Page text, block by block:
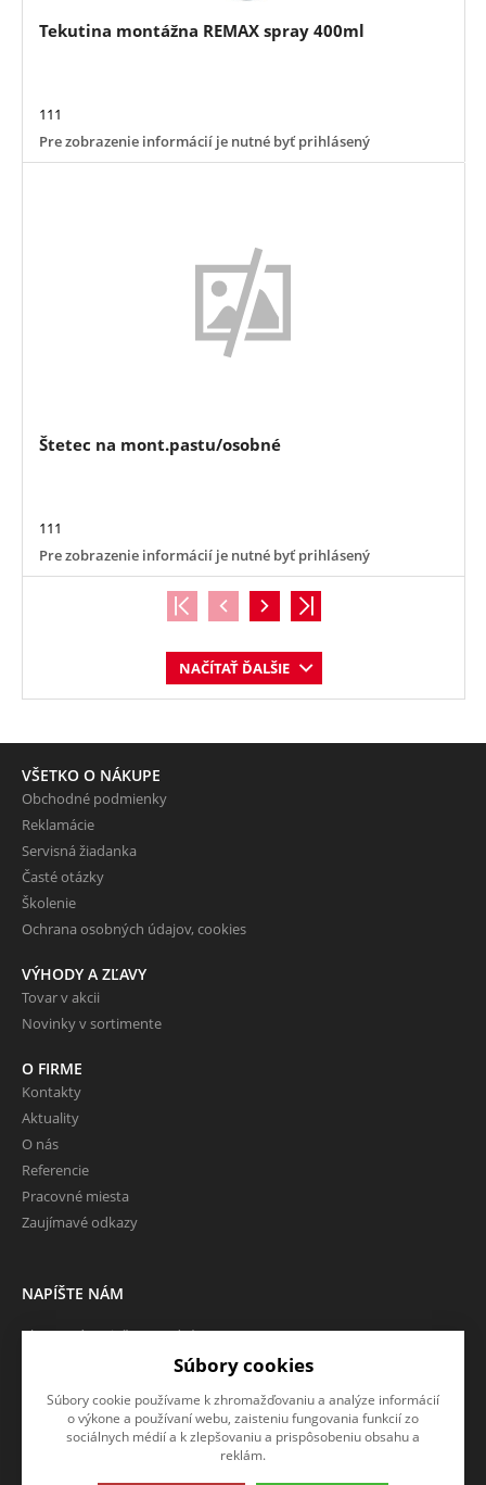
Tekutina montážna REMAX spray 400ml
111
Pre zobrazenie informácií je nutné byť prihlásený
Štetec na mont.pastu/osobné
111
Pre zobrazenie informácií je nutné byť prihlásený
NAČÍTAŤ ĎALŠIE
VŠETKO O NÁKUPE
Obchodné podmienky
Reklamácie
Servisná žiadanka
Časté otázky
Školenie
Ochrana osobných údajov, cookies
VÝHODY A ZĽAVY
Tovar v akcii
Novinky v sortimente
O FIRME
Kontakty
Aktuality
O nás
Referencie
Pracovné miesta
Zaujímavé odkazy
NAPÍŠTE NÁM
Chcete nám niečo povedať o
našich produktoch alebo e-
shope? Neváhajte napísať.
CHCEM NAPÍSAŤ SPRÁVU
Súbory cookies
Súbory cookie používame k zhromažďovaniu a analýze informácií
o výkone a používaní webu, zaisteniu fungovania funkcií zo
sociálnych médií a k zlepšovaniu a prispôsobeniu obsahu a
reklám.